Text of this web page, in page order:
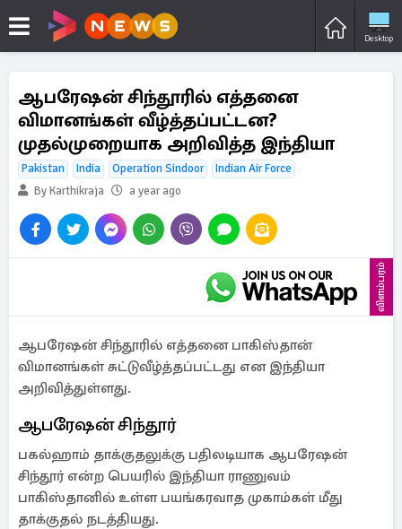
Desktop
ஆபரேஷன் சிந்தூரில் எத்தனை
விமானங்கள் வீழ்த்தப்பட்டன?
முதல்முறையாக அறிவித்த இந்தியா
Pakistan India Operation Sindoor
Indian Air Force
By Karthikraja
a year ago
விளம்பரம்
ஆபரேஷன் சிந்தூரில் எத்தனை பாகிஸ்தான்
விமானங்கள் சுட்டுவீழ்த்தப்பட்டது என இந்தியா
அறிவித்துள்ளது.
ஆபரேஷன் சிந்தூர்
பகல்ஹாம் தாக்குதலுக்கு பதிலடியாக ஆபரேஷன்
சிந்தூர் என்ற பெயரில் இந்தியா ராணுவம்
பாகிஸ்தானில் உள்ள பயங்கரவாத முகாம்கள் மீது
தாக்குதல் நடத்தியது.